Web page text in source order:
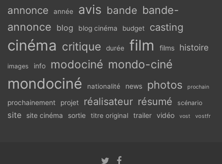
annonce année avis bande bande-
annonce blog blog cinéma budget casting
cinéma critique durée film films histoire
images info modociné mondo-ciné
mondociné nationalité news photos prochain
prochainement projet réalisateur résumé scénario
site site cinéma sortie titre original trailer vidéo vost vostfr